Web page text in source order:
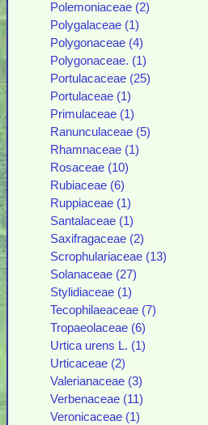
Polemoniaceae (2)
Polygalaceae (1)
Polygonaceae (4)
Polygonaceae. (1)
Portulacaceae (25)
Portulaceae (1)
Primulaceae (1)
Ranunculaceae (5)
Rhamnaceae (1)
Rosaceae (10)
Rubiaceae (6)
Ruppiaceae (1)
Santalaceae (1)
Saxifragaceae (2)
Scrophulariaceae (13)
Solanaceae (27)
Stylidiaceae (1)
Tecophilaeaceae (7)
Tropaeolaceae (6)
Urtica urens L. (1)
Urticaceae (2)
Valerianaceae (3)
Verbenaceae (11)
Veronicaceae (1)